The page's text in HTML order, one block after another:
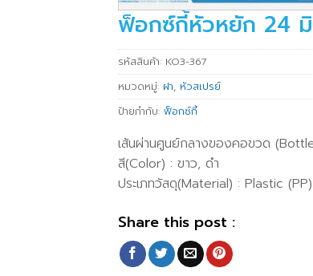
ฟ็อกซ์กี้หัวหยัก 24
รหัสสินค้า: KO3-367
หมวดหมู่: ฝา, หัวสเปรย์
ป้ายกำกับ: ฟ็อกซ์กี้
เส้นผ่านศูนย์กลางของคอขวด
สี(Color) : ขาว, ดำ
ประเภทวัสดุ(Material) : Plastic (PP)
Share this post :